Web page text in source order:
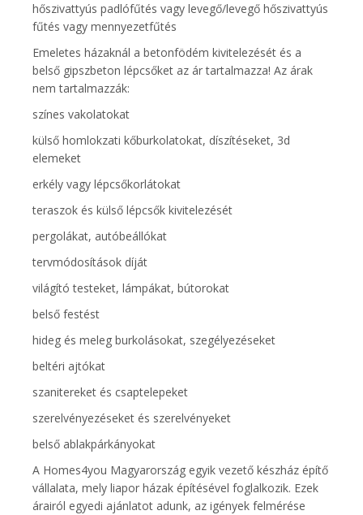
hőszivattyús padlófűtés vagy levegő/levegő hőszivattyús
fűtés vagy mennyezetfűtés
Emeletes házaknál a betonfödém kivitelezését és a
belső gipszbeton lépcsőket az ár tartalmazza! Az árak
nem tartalmazzák:
színes vakolatokat
külső homlokzati kőburkolatokat, díszítéseket, 3d
elemeket
erkély vagy lépcsőkorlátokat
teraszok és külső lépcsők kivitelezését
pergolákat, autóbeállókat
tervmódosítások díját
világító testeket, lámpákat, bútorokat
belső festést
hideg és meleg burkolásokat, szegélyezéseket
beltéri ajtókat
szanitereket és csaptelepeket
szerelvényezéseket és szerelvényeket
belső ablakpárkányokat
A Homes4you Magyarország egyik vezető készház építő
vállalata, mely liapor házak építésével foglalkozik. Ezek
árairól egyedi ajánlatot adunk, az igények felmérése